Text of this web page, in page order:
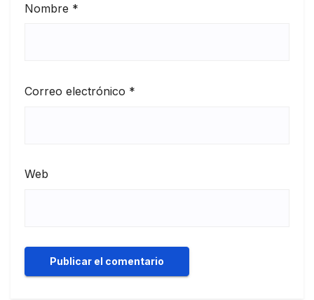
Nombre *
Correo electrónico *
Web